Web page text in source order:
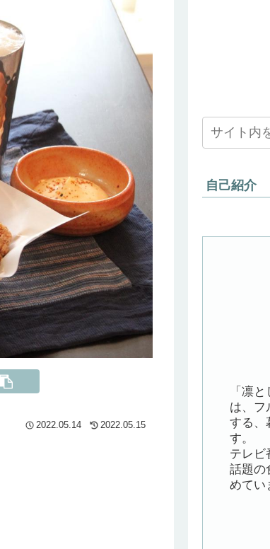
2022.05.14 2022.05.15
自己紹介
「凛
は、フ
する、
す。
テレビ
話題の
めてい